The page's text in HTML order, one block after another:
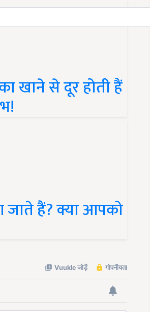
खाने से दूर होती हैं
हैं? क्या आपको